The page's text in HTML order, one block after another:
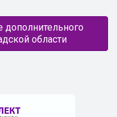
дополнительного
области